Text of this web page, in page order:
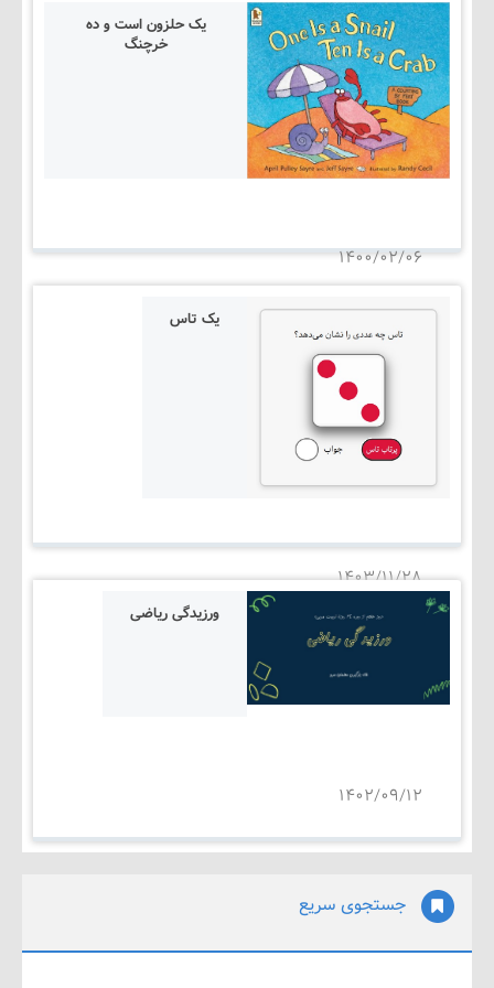
جستجوی سریع
۱۴۰۵/۰۳/۰۵
یک حلزون است و ده
۱۴۰۰/۰۲/۰۶
یک تاس
۱۴۰۳/۱۱/۲۸
ورزیدگی ریاضی
۱۴۰۲/۰۹/۱۲